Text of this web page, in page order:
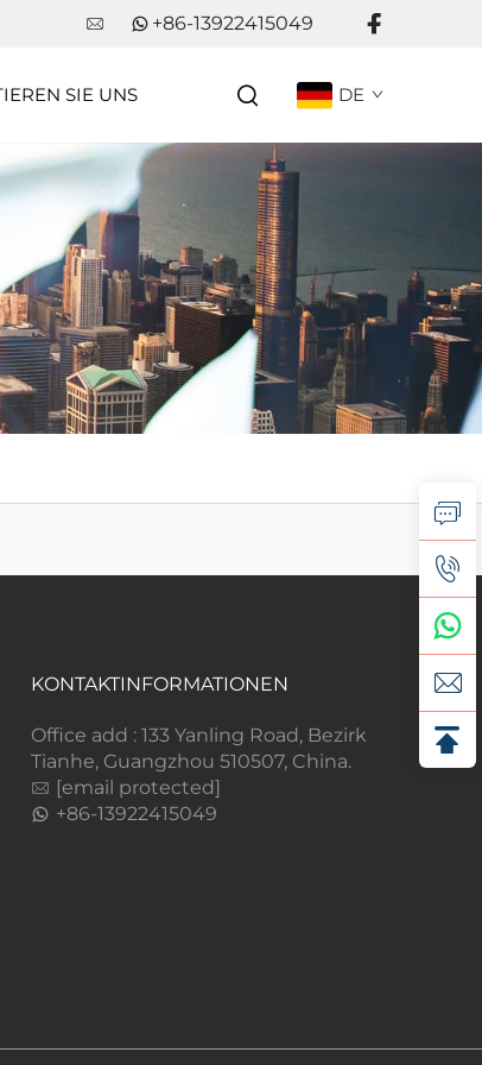
+86-13922415049
SIE UNS DE
KONTAKTINFORMATIONEN
Office add : 133 Yanling Road, Bezirk
Tianhe, Guangzhou 510507, China.
[email protected]
+86-13922415049